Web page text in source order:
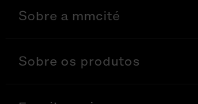
Sobre a mmcité
Sobre os produtos